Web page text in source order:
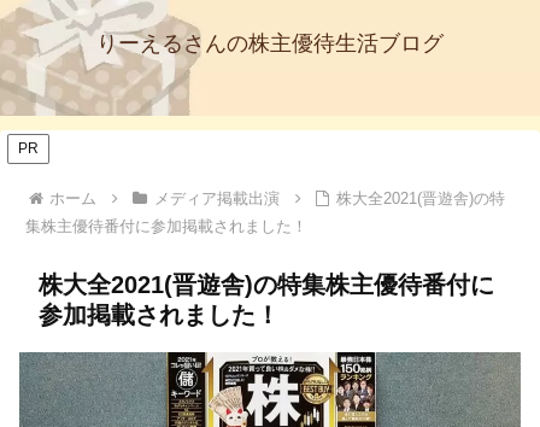
りーえるさんの株主優待生活ブログ
PR
ホーム メディア掲載出演
株大全2021(晋遊舎)の特
集株主優待番付に参加掲載されました！
株大全2021(晋遊舎)の特集株主優待番付に
参加掲載されました！